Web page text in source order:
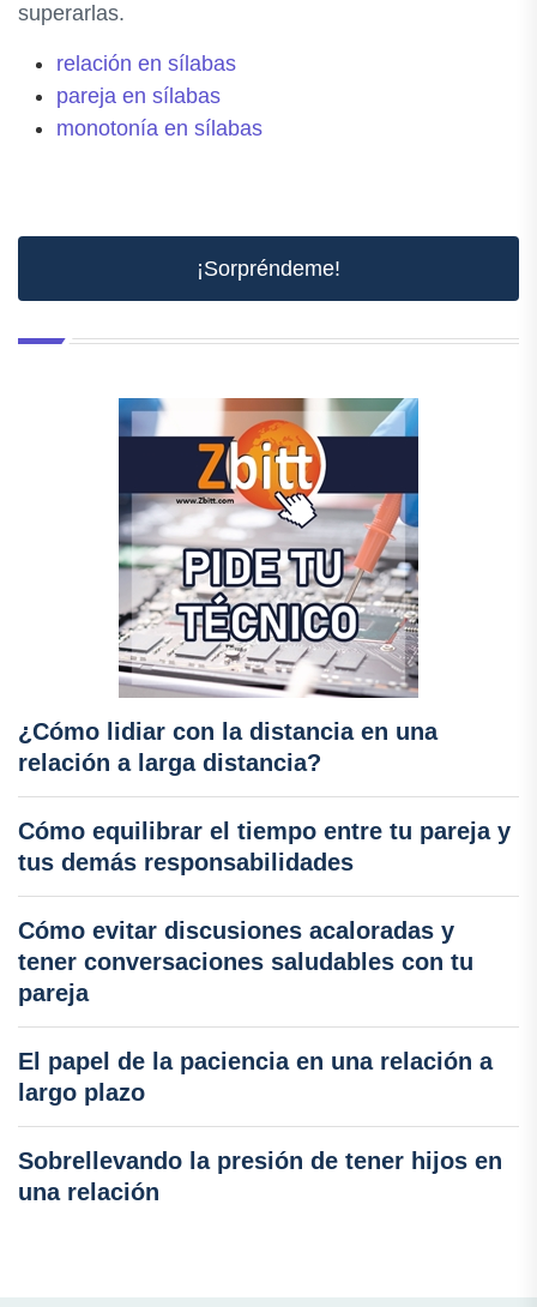
superarlas.
relación en sílabas
pareja en sílabas
monotonía en sílabas
¡Sorpréndeme!
¿Cómo lidiar con la distancia en una
relación a larga distancia?
Cómo equilibrar el tiempo entre tu pareja y
tus demás responsabilidades
Cómo evitar discusiones acaloradas y
tener conversaciones saludables con tu
pareja
El papel de la paciencia en una relación a
largo plazo
Sobrellevando la presión de tener hijos en
una relación